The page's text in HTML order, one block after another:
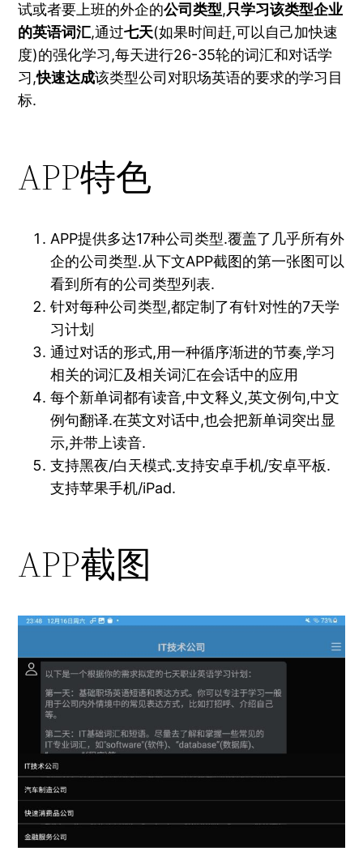
试或者要上班的外企的公司类型,只学习该类型企业
的英语词汇,通过七天(如果时间赶,可以自己加快速
度)的强化学习,每天进行26-35轮的词汇和对话学
习,快速达成该类型公司对职场英语的要求的学习目
标.
APP特色
APP提供多达17种公司类型.覆盖了几乎所有外
企的公司类型.从下文APP截图的第一张图可以
看到所有的公司类型列表.
针对每种公司类型,都定制了有针对性的7天学
习计划
通过对话的形式,用一种循序渐进的节奏,学习
相关的词汇及相关词汇在会话中的应用
每个新单词都有读音,中文释义,英文例句,中文
例句翻译.在英文对话中,也会把新单词突出显
示,并带上读音.
支持黑夜/白天模式.支持安卓手机/安卓平板.
支持苹果手机/iPad.
APP截图